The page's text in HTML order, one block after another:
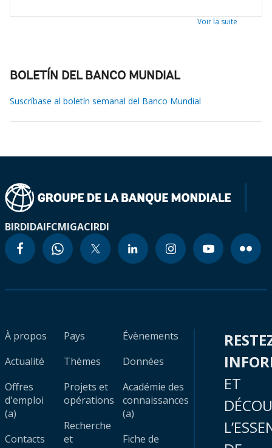
Voir la suite
BOLETÍN DEL BANCO MUNDIAL
Suscríbase al boletín semanal del Banco Mundial
BIRDIDAIFCMIGACIRDI
À propos
Actualité
Offres
d'emploi
(a)
Contacts
Pays
Thèmes
Projets et
opérations
Recherche
et
Évènements
Données
Académie des
connaissances
(a)
Fiche de
ET